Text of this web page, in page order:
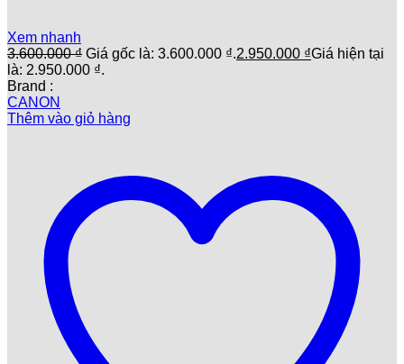
Xem nhanh
3.600.000₫ Giá gốc là: 3.600.000 ₫.2.950.000 ₫Giá hiện tại
là: 2.950.000 ₫.
Brand :
CANON
Thêm vào giỏ hàng